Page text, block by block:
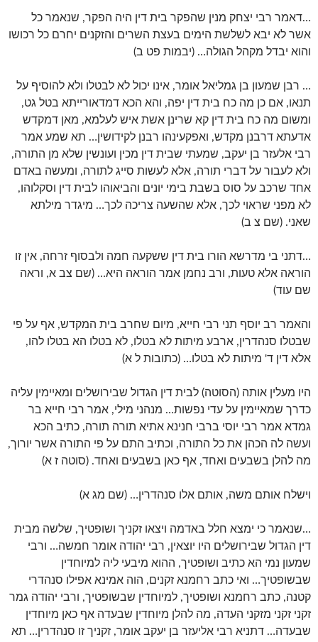
…דאמר רבי יצחק מנין שהפקר בית דין היה הפקר, שנאמר כל
אשר לא יבא לשלשת הימים בעצת השרים והזקנים יחרם כל רכושו
והוא יבדל מקהל הגולה… (יבמות פט ב)
… רבן שמעון בן גמליאל אומר, אינו יכול לא לבטלו ולא להוסיף על
תנאו, אם כן מה כח בית דין יפה, והא הכא דמדאורייתא בטל גט,
ומשום מה כח בית דין קא שרינן אשת איש לעלמא, מאן דמקדש
אדעתא דרבנן מקדש, ואפקעינהו רבנן לקידושין… תא שמע אמר
רבי אלעזר בן יעקב, שמעתי שבית דין מכין ועונשין שלא מן התורה,
ולא לעבור על דברי תורה, אלא לעשות סייג לתורה, ומעשה באדם
אחד שרכב על סוס בשבת בימי יונים והביאוהו לבית דין וסקלוהו,
לא מפני שראוי לכך, אלא שהשעה צריכה לכך… מיגדר מילתא
שאני. (שם צ ב)
…דתני בי מדרשא הורו בית דין ששקעה חמה ולבסוף זרחה, אין זו
הוראה אלא טעות, ורב נחמן אמר הוראה היא… (שם צב א, וראה
שם עוד)
והאמר רב יוסף תני רבי חייא, מיום שחרב בית המקדש, אף על פי
שבטלו סנהדרין, ארבע מיתות לא בטלו, לא בטלו הא בטלו להו,
אלא דין ד' מיתות לא בטלו… (כתובות ל א)
היו מעלין אותה (הסוטה) לבית דין הגדול שבירושלים ומאיימין עליה
כדרך שמאיימין על עדי נפשות… מנהני מילי, אמר רבי חייא בר
גמדא אמר רבי יוסי ברבי חנינא אתיא תורה תורה, כתיב הכא
ועשה לה הכהן את כל התורה, וכתיב התם על פי התורה אשר יורוך,
מה להלן בשבעים ואחד, אף כאן בשבעים ואחד. (סוטה ז א)
וישלח אותם משה, אותם אלו סנהדרין… (שם מג א)
…שנאמר כי ימצא חלל באדמה ויצאו זקניך ושופטיך, שלשה מבית
דין הגדול שבירושלים היו יוצאין, רבי יהודה אומר חמשה… ורבי
שמעון נמי הא כתיב ושופטיך, ההוא מיבעי ליה למיוחדין
שבשופטיך… ואי כתב רחמנא זקנים, הוה אמינא אפילו סנהדרי
קטנה, כתב רחמנא ושופטיך, למיוחדין שבשופטיך, ורבי יהודה גמר
זקני זקני מזקני העדה, מה להלן מיוחדין שבעדה אף כאן מיוחדין
שבעדה… דתניא רבי אליעזר בן יעקב אומר, זקניך זו סנהדרין… תא